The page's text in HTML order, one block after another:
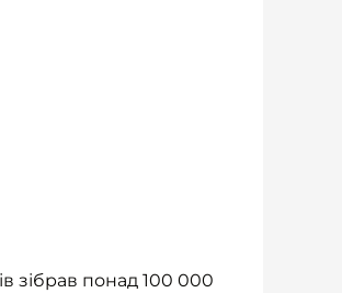
зібрав понад 100 000